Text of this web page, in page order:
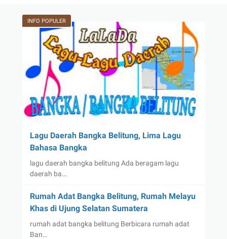
INFO POPULER
Lagu Daerah Bangka Belitung, Lima Lagu
Bahasa Bangka
lagu daerah bangka belitung Ada beragam lagu
daerah ba…
Rumah Adat Bangka Belitung, Rumah Melayu
Khas di Ujung Selatan Sumatera
rumah adat bangka belitung Berbicara rumah adat
Ban…